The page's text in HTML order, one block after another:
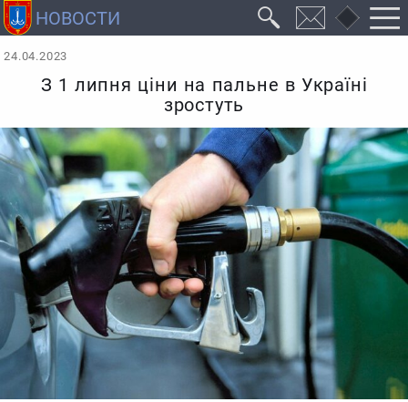
24.04.2023
З 1 липня ціни на пальне в Україні
зростуть